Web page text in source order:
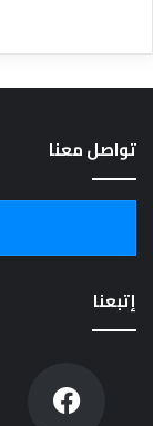
تواصل معنا
إتبعنا